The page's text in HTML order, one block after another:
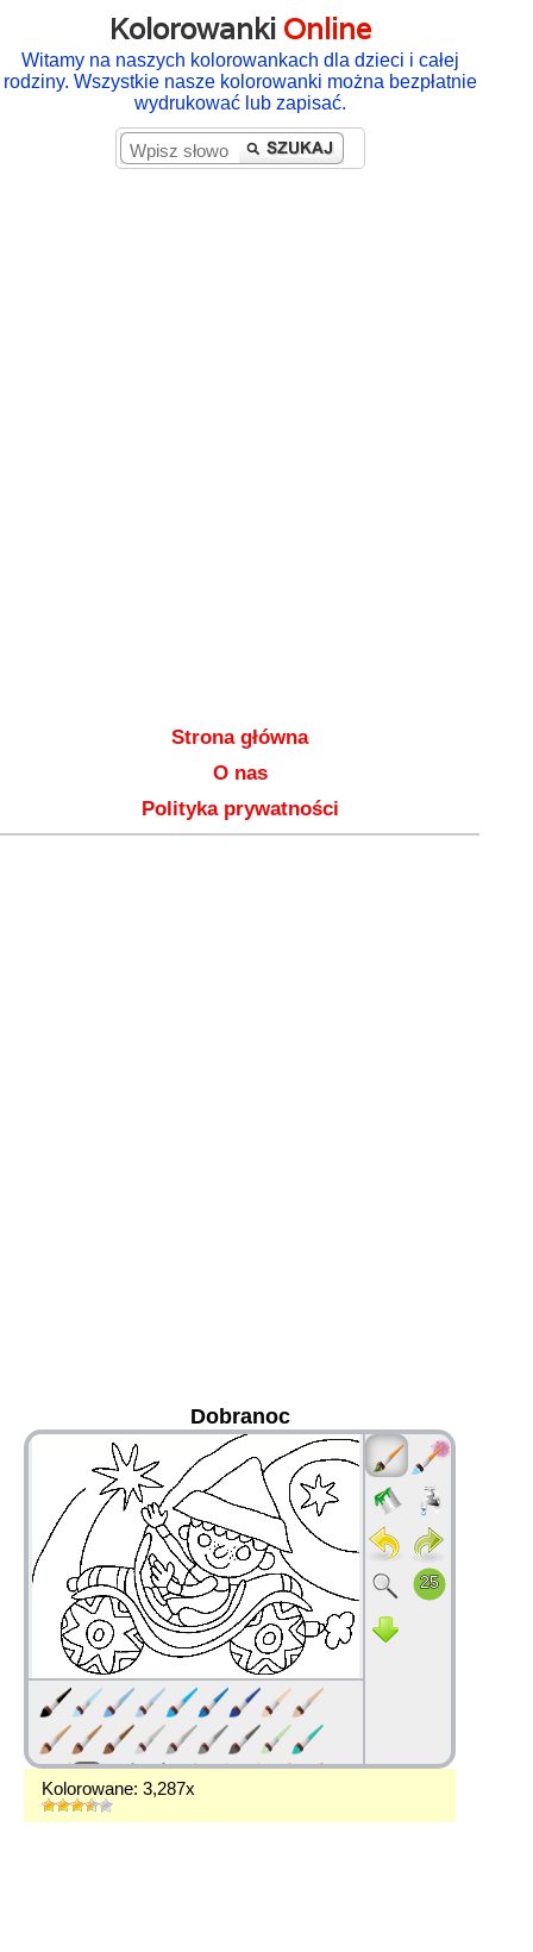
Kolorowanki Online
Witamy na naszych kolorowankach dla dzieci i całej
rodziny. Wszystkie nasze kolorowanki można bezpłatnie
wydrukować lub zapisać.
Strona główna
O nas
Polityka prywatności
Dobranoc
Kolorowane: 3,287x